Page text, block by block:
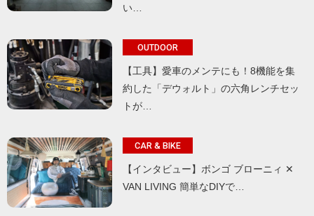
い…
OUTDOOR
【工具】愛車のメンテにも！8機能を集
約した「デウォルト」の六角レンチセッ
トが…
CAR & BIKE
【インタビュー】ボンゴ ブローニィ ✕
VAN LIVING 簡単なDIYで…